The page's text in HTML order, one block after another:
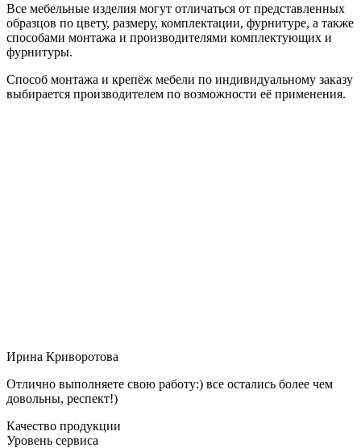
Все мебельные изделия могут отличаться от представленных
образцов по цвету, размеру, комплектации, фурнитуре, а также
способами монтажа и производителями комплектующих и
фурнитуры.
Способ монтажа и крепёж мебели по индивидуальному заказу
выбирается производителем по возможности её применения.
Ирина Криворотова
Отлично выполняете свою работу:) все остались более чем
довольны, респект!)
Качество продукции
Уровень сервиса